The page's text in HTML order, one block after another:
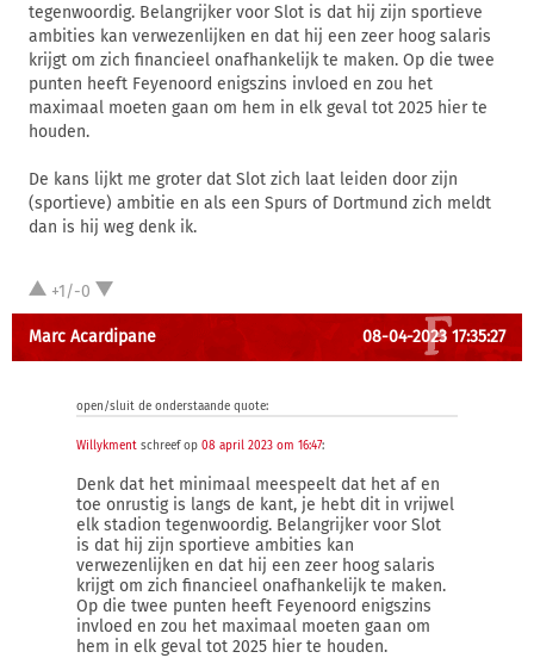
tegenwoordig. Belangrijker voor Slot is dat hij zijn sportieve
ambities kan verwezenlijken en dat hij een zeer hoog salaris
krijgt om zich financieel onafhankelijk te maken. Op die twee
punten heeft Feyenoord enigszins invloed en zou het
maximaal moeten gaan om hem in elk geval tot 2025 hier te
houden.
De kans lijkt me groter dat Slot zich laat leiden door zijn
(sportieve) ambitie en als een Spurs of Dortmund zich meldt
dan is hij weg denk ik.
+1/-0
Marc Acardipane 08-04-2023 17:35:27
open/sluit de onderstaande quote:
Willykment schreef op 08 april 2023 om 16:47:
Denk dat het minimaal meespeelt dat het af en
toe onrustig is langs de kant, je hebt dit in vrijwel
elk stadion tegenwoordig. Belangrijker voor Slot
is dat hij zijn sportieve ambities kan
verwezenlijken en dat hij een zeer hoog salaris
krijgt om zich financieel onafhankelijk te maken.
Op die twee punten heeft Feyenoord enigszins
invloed en zou het maximaal moeten gaan om
hem in elk geval tot 2025 hier te houden.